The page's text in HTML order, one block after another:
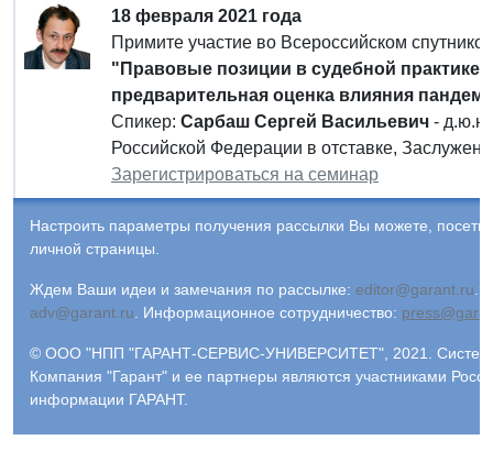
18 февраля 2021 года
Примите участие во Всероссийском
"Правовые позиции в судебной практике
предварительная оценка влияния
Спикер: Сарбаш Сергей Васильевич -
Российской Федерации в отставке,
Зарегистрироваться на семинар
Настроить параметры получения рассылки Вы можете,
личной страницы.
Ждем Ваши идеи и замечания по рассылке: editor@garant.ru
adv@garant.ru
Информационное сотрудничество:
© ООО "НПП "ГАРАНТ-СЕРВИС-УНИВЕРСИТЕТ", 2021. Система
Компания "Гарант" и ее партнеры являются участниками
информации ГАРАНТ.